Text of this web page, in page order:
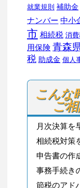
就業規則 補助金
ナンバー 中小
市 相続税 消
用保険 青森
税 助成金 個人
こんな
ご
月次決算を
相続税対策
申告書の作
事務手続き
節税のアド